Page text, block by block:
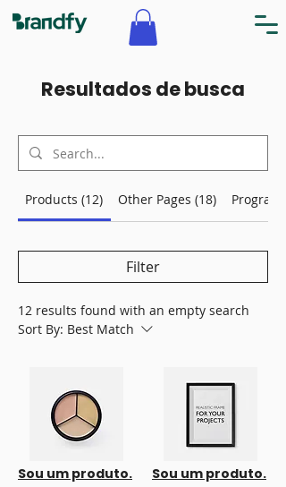
Resultados de busca
Products (12) Other Pages (18) Programs
Filter
12 results found with an empty search
Sort By: Best Match
Sou um produto. Sou um produto.